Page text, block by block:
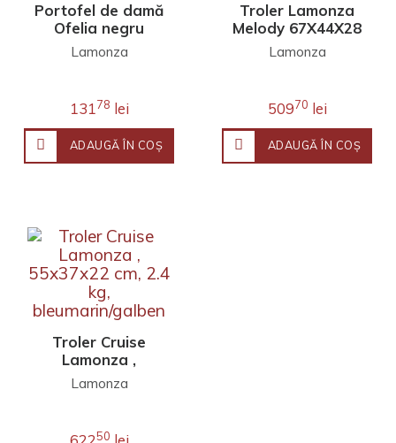
Portofel de damă
Ofelia negru
19x10x2 cm
Lamonza
13178 lei
ADAUGĂ ÎN COŞ
Troler Lamonza
Melody 67X44X28
cm Albastru
Lamonza
50970 lei
ADAUGĂ ÎN COŞ
Troler Cruise
Lamonza ,
55x37x22 cm, 2.4
Lamonza
50